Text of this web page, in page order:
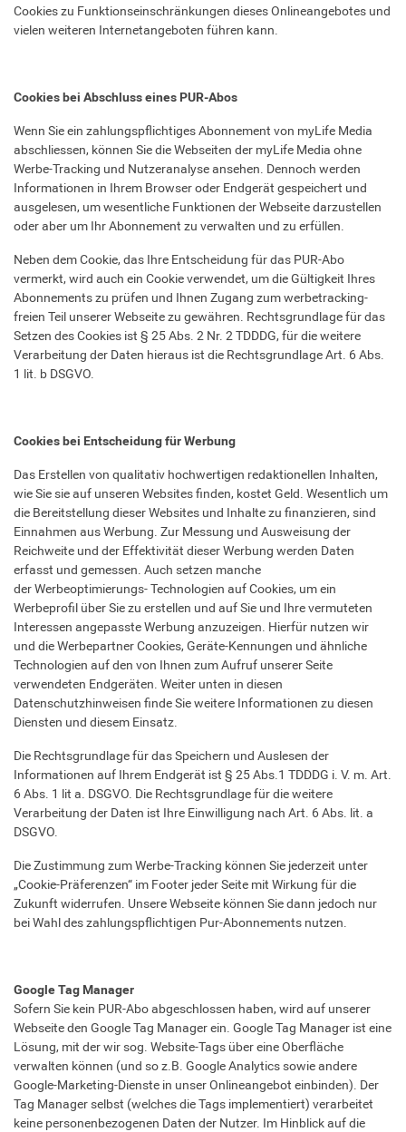
Cookies zu Funktionseinschränkungen dieses Onlineangebotes und
vielen weiteren Internetangeboten führen kann.
Cookies bei Abschluss eines PUR-Abos
Wenn Sie ein zahlungspflichtiges Abonnement von myLife Media
abschliessen, können Sie die Webseiten der myLife Media ohne
Werbe-Tracking und Nutzeranalyse ansehen. Dennoch werden
Informationen in Ihrem Browser oder Endgerät gespeichert und
ausgelesen, um wesentliche Funktionen der Webseite darzustellen
oder aber um Ihr Abonnement zu verwalten und zu erfüllen.
Neben dem Cookie, das Ihre Entscheidung für das PUR-Abo
vermerkt, wird auch ein Cookie verwendet, um die Gültigkeit Ihres
Abonnements zu prüfen und Ihnen Zugang zum werbetracking-
freien Teil unserer Webseite zu gewähren. Rechtsgrundlage für das
Setzen des Cookies ist § 25 Abs. 2 Nr. 2 TDDDG, für die weitere
Verarbeitung der Daten hieraus ist die Rechtsgrundlage Art. 6 Abs.
1 lit. b DSGVO.
Cookies bei Entscheidung für Werbung
Das Erstellen von qualitativ hochwertigen redaktionellen Inhalten,
wie Sie sie auf unseren Websites finden, kostet Geld. Wesentlich um
die Bereitstellung dieser Websites und Inhalte zu finanzieren, sind
Einnahmen aus Werbung. Zur Messung und Ausweisung der
Reichweite und der Effektivität dieser Werbung werden Daten
erfasst und gemessen. Auch setzen manche
der Werbeoptimierungs- Technologien auf Cookies, um ein
Werbeprofil über Sie zu erstellen und auf Sie und Ihre vermuteten
Interessen angepasste Werbung anzuzeigen. Hierfür nutzen wir
und die Werbepartner Cookies, Geräte-Kennungen und ähnliche
Technologien auf den von Ihnen zum Aufruf unserer Seite
verwendeten Endgeräten. Weiter unten in diesen
Datenschutzhinweisen finde Sie weitere Informationen zu diesen
Diensten und diesem Einsatz.
Die Rechtsgrundlage für das Speichern und Auslesen der
Informationen auf Ihrem Endgerät ist § 25 Abs.1 TDDDG i. V. m. Art.
6 Abs. 1 lit a. DSGVO. Die Rechtsgrundlage für die weitere
Verarbeitung der Daten ist Ihre Einwilligung nach Art. 6 Abs. lit. a
DSGVO.
Die Zustimmung zum Werbe-Tracking können Sie jederzeit unter
„Cookie-Präferenzen“ im Footer jeder Seite mit Wirkung für die
Zukunft widerrufen. Unsere Webseite können Sie dann jedoch nur
bei Wahl des zahlungspflichtigen Pur-Abonnements nutzen.
Google Tag Manager
Sofern Sie kein PUR-Abo abgeschlossen haben, wird auf unserer
Webseite den Google Tag Manager ein. Google Tag Manager ist eine
Lösung, mit der wir sog. Website-Tags über eine Oberfläche
verwalten können (und so z.B. Google Analytics sowie andere
Google-Marketing-Dienste in unser Onlineangebot einbinden). Der
Tag Manager selbst (welches die Tags implementiert) verarbeitet
keine personenbezogenen Daten der Nutzer. Im Hinblick auf die